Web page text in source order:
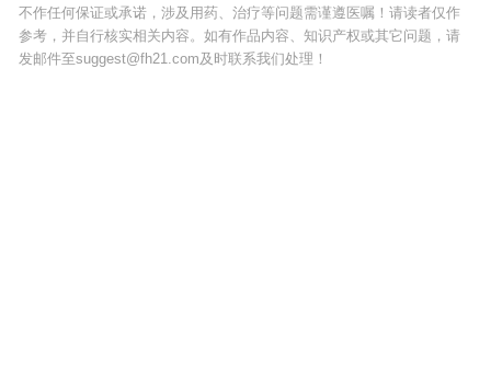
不作任何保证或承诺，涉及用药、治疗等问题需谨遵医嘱！请读者仅作
参考，并自行核实相关内容。如有作品内容、知识产权或其它问题，请
发邮件至suggest@fh21.com及时联系我们处理！